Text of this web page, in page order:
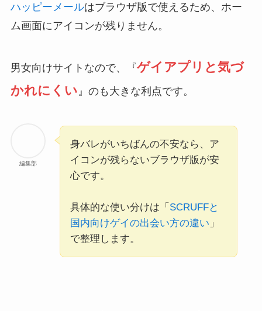
ハッピーメールはブラウザ版で使えるため、ホー
ム画面にアイコンが残りません。
男女向けサイトなので、『ゲイアプリと気づ
かれにくい』のも大きな利点です。
編集部
身バレがいちばんの不安なら、ア
イコンが残らないブラウザ版が安
心です。
具体的な使い分けは「 SCRUFFと
国内向けゲイの出会い方の違い 」
で整理します。